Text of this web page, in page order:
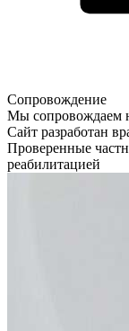
Сопровождение
Мы сопровождаем
Сайт разработан
Проверенные
реабилитацией